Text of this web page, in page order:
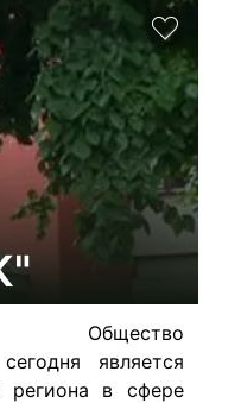
Общество
является
региона в сфере